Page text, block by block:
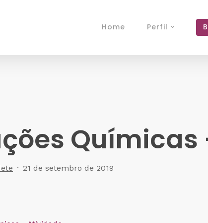
Home Perfil
21 de setembro de 2019